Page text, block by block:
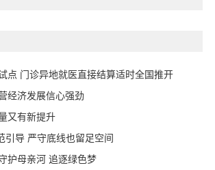
点 门诊异地就医直接结算适时全国推开
经济发展信心强劲
又有新提升
引导 严守底线也留足空间
护母亲河 追逐绿色梦